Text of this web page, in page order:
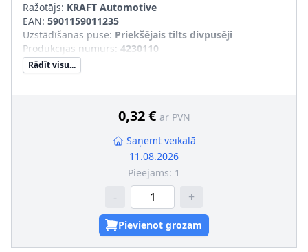
Ražotājs: KRAFT Automotive
EAN: 5901159011235
Uzstādīšanas puse: Priekšējais tilts divpusēji
Produkcijas numurs: 4230110
Rādīt visu...
0,32 € ar PVN
Saņemt veikalā
11.08.2026
Pieejams: 1
- +
Pievienot grozam